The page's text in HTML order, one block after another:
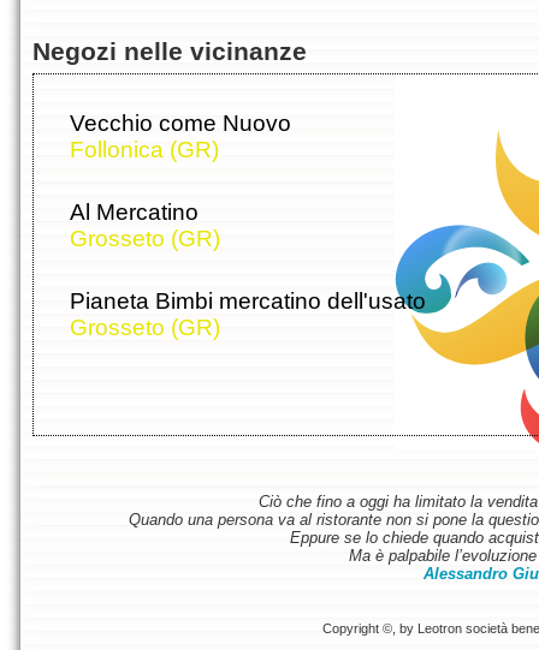
Negozi nelle vicinanze
Vecchio come Nuovo
Follonica (GR)
Al Mercatino
Grosseto (GR)
Pianeta Bimbi mercatino dell'usato
Grosseto (GR)
Ciò che fino a oggi ha limitato la
Quando una persona va al ristorante non si pone la
Eppure se lo chiede quando
Ma è palpabile
Alessandro
Copyright ©, by Leotron società